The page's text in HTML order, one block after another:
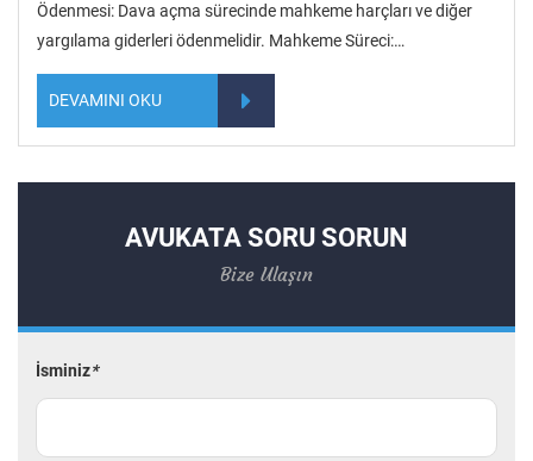
Ödenmesi: Dava açma sürecinde mahkeme harçları ve diğer
yargılama giderleri ödenmelidir. Mahkeme Süreci:…
DEVAMINI OKU
AVUKATA SORU SORUN
Bize Ulaşın
İsminiz*